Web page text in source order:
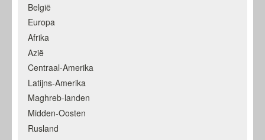
België
Europa
Afrika
Azië
Centraal-Amerika
Latijns-Amerika
Maghreb-landen
Midden-Oosten
Rusland